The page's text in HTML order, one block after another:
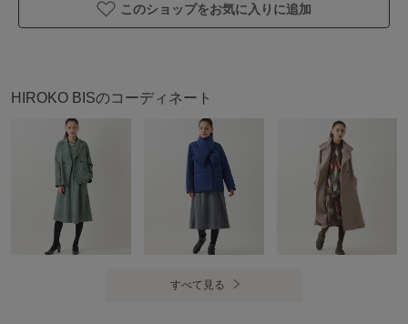
アイテム情報
（税込5,000円以上ご購入で送料無料）
商品コード RBEHA20430
性別タイプ レディース
カテゴリ ワンピース ロング・マキシ丈ワンピース
ポリエステル 100% ｱﾝﾀﾞｰﾄﾞﾚｽ ポリエステル
このショップをお気に入りに追加
HIROKO BISのコーディネート
すべて見る